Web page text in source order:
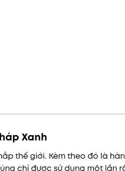
Xanh
thế giới. Kèm theo đó là
chỉ được sử dụng một lần